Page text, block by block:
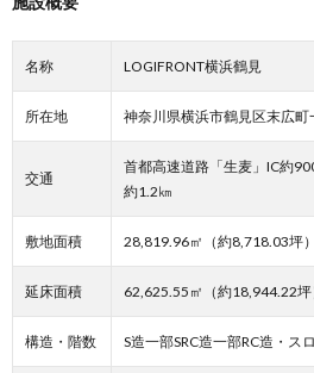
名称 LOGIFRONT横浜鶴見
所在地 神奈川県横浜市鶴見区末広町
交通
首都高速道路「生麦」IC約
約1.2㎞
敷地面積 28,819.96㎡（約8,718.03坪）
延床面積 62,625.55㎡（約18,944.22坪
構造・階数 S造一部SRC造一部RC造・ス